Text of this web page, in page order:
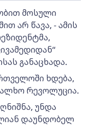
მოსული
არ წავა, - ამის
განაცხადა.
ხდება,
რევოლუცია.
უნდა
დაუნდობელ